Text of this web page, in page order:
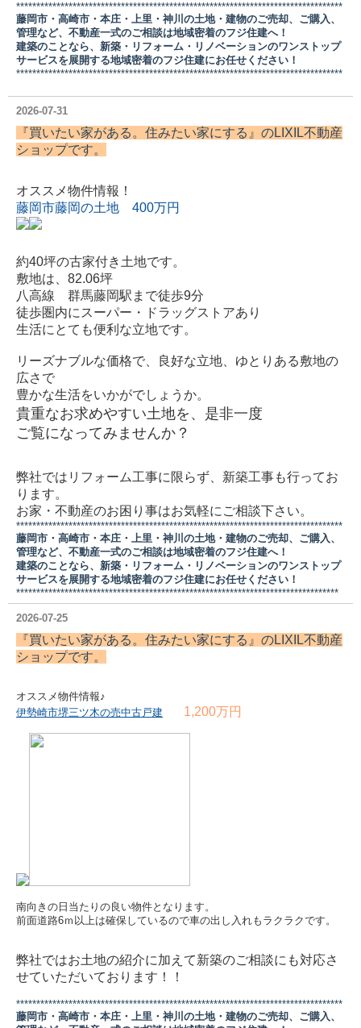
*********************************************************************************
藤岡市・高崎市・本庄・上里・神川の土地・建物のご売却、ご購入、
管理など、不動産一式のご相談は地域密着のフジ住建へ！
建築のことなら、新築・リフォーム・リノベーションのワンストップ
サービスを展開する地域密着のフジ住建にお任せください！
*********************************************************************************
2026-07-31
『買いたい家がある。住みたい家にする』のLIXIL不動産
ショップです。
オススメ物件情報！
藤岡市藤岡の土地 400万円
約40坪の古家付き土地です。
敷地は、82.06坪
八高線 群馬藤岡駅まで徒歩9分
徒歩圏内にスーパー・ドラッグストアあり
生活にとても便利な立地です。
リーズナブルな価格で、良好な立地、ゆとりある敷地の
広さで
豊かな生活をいかがでしょうか。
貴重なお求めやすい土地を、是非一度
ご覧になってみませんか？
弊社ではリフォーム工事に限らず、新築工事も行ってお
ります。
お家・不動産のお困り事はお気軽にご相談下さい。
*********************************************************************************
藤岡市・高崎市・本庄・上里・神川の土地・建物のご売却、ご購入、
管理など、不動産一式のご相談は地域密着のフジ住建へ！
建築のことなら、新築・リフォーム・リノベーションのワンストップ
サービスを展開する地域密着のフジ住建にお任せください！
********************************************************************************
2026-07-25
『買いたい家がある。住みたい家にする』のLIXIL不動産
ショップです。
オススメ物件情報♪
伊勢崎市堺三ツ木の売中古戸建
1,200万円
南向きの日当たりの良い物件となります。
前面道路6ｍ以上は確保しているので車の出し入れもラクラクです。
弊社ではお土地の紹介に加えて新築のご相談にも対応さ
せていただいております！！
*********************************************************************************
藤岡市・高崎市・本庄・上里・神川の土地・建物のご売却、ご購入、